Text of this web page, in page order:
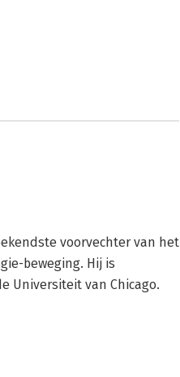
voorvechter van het
beweging. Hij is
Universiteit van Chicago.